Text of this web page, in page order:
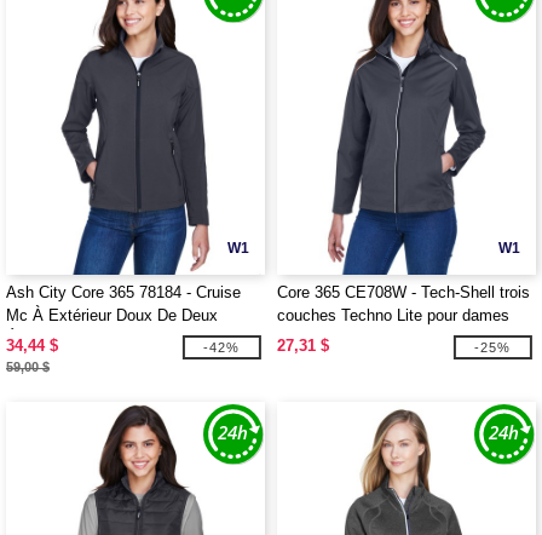
W1
Ash City Core 365 78184 - Cruise
Mc À Extérieur Doux De Deux
Épaisseurs
34,44 $
59,00 $
-42%
W1
Core 365 CE708W - Tech-Shell trois
couches Techno Lite pour dames
27,31 $
-25%